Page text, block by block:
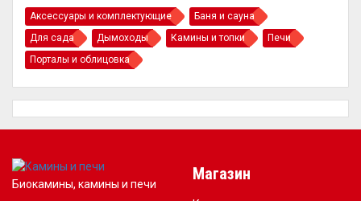
Аксессуары и комплектующие
Баня и сауна
Для сада
Дымоходы Камины и топки
Печи
Порталы и облицовка
Биокамины, камины и печи
Магазин